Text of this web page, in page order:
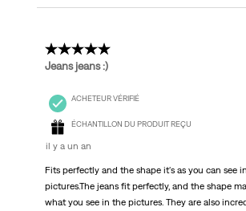
5 étoile(s) sur 5.
Jeans jeans :)
ACHETEUR VÉRIFIÉ
ÉCHANTILLON DU PRODUIT REÇU
il y a un an
Fits perfectly and the shape it's as you can see
pictures.The jeans fit perfectly, and the shape
what you see in the pictures. They are also